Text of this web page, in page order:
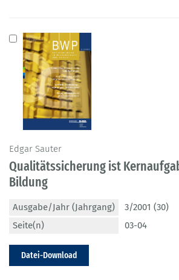
Edgar Sauter
Qualitätssicherung ist
Bildung
Ausgabe/Jahr (Jahrgang)
3/2001 (30)
Seite(n)
03-04
Datei-Download